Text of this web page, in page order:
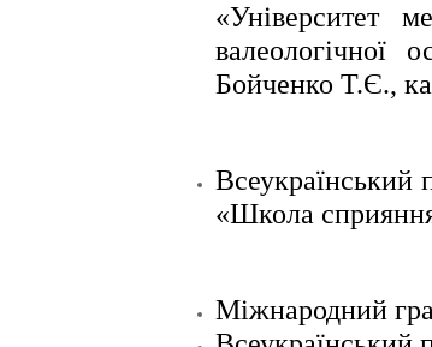
«Університет
валеологічної
Бойченко Т.Є.,
Всеукраїнський
«Школа
Міжнародний